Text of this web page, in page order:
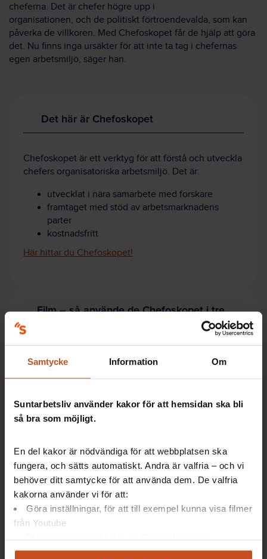
Samtycke Information Om
Suntarbetsliv använder kakor för att hemsidan ska bli
så bra som möjligt.
En del kakor är nödvändiga för att webbplatsen ska
fungera, och sätts automatiskt. Andra är valfria – och vi
behöver ditt samtycke för att använda dem. De valfria
kakorna använder vi för att:
Göra inställningar, för att till exempel kunna visa filmer
från Youtube
Analysera trafik för att kunna visa riktad information
cheferna. Det är chefer högre upp i
organisationen, och de politiskt förtroendevalda, som kan
påverka de villkoren. Med Chefoskopet får de hjälp att göra
det. Nu finns inga ursäkter för att inte ta tag i chefernas
egen arbetsmiljö, säger han.
Det här är Chefoskopet
Chefoskopet är ett verktyg för att förstå och utveckla
chefers organisatoriska arbetsmiljö. Det är:
utvecklat i nära samarbete med forskare
framtaget med stöd av arbetsmarknadens
parter
kostnadsfritt
Här hittar du Chefoskopet!
Film – så använde de Chefoskopet i tre